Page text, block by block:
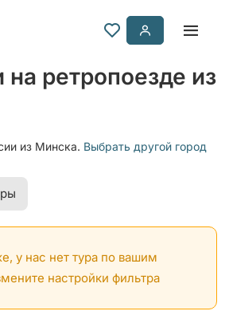
на ретропоезде из
из Минска. Выбрать другой город
у нас нет тура по вашим
настройки фильтра